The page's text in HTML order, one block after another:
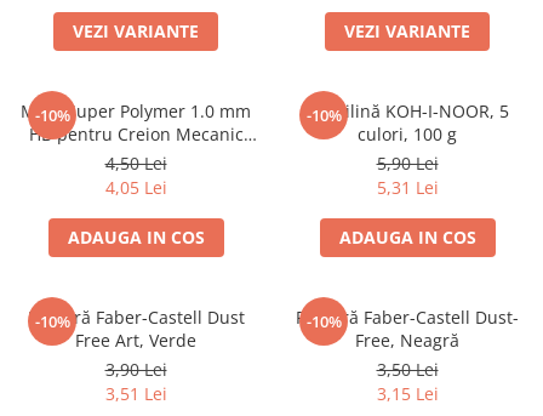
Penare cu un compartiment
Penare echipate
Pictură și desen
Accesorii pentru pictură
Creioane grafit și cărbune
Culori acrilice
Pensule
Plastilină
Tempera și Guașe
Tăiere și lipire
VEZI VARIANTE VEZI VARIANTE
-10%
Mine Super Polymer 1.0 mm
HB pentru Creion Mecanic
Faber-Castell
4,50 Lei
4,05 Lei
ADAUGA IN COS
-10%
Plastilină KOH-I-NOOR, 5
culori, 100 g
5,90 Lei
5,31 Lei
ADAUGA IN COS
-10%
Radieră Faber-Castell Dust
Free Art, Verde
3,90 Lei
3,51 Lei
-10%
Radieră Faber-Castell Dust-
Free, Neagră
3,50 Lei
3,15 Lei